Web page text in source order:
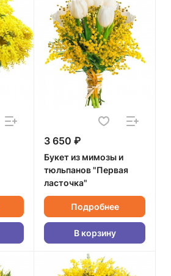
3 650 ₽
Букет из мимозы и
тюльпанов "Первая
ласточка"
Подробнее
В корзину